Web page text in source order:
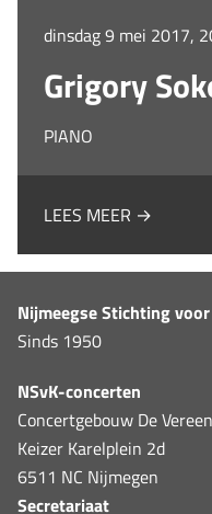
dinsdag 9 mei 2017,
Grigory
PIANO
LEES MEER →
Nijmeegse Stichting
Sinds 1950
NSvK-concerten
Concertgebouw De
Keizer Karelplein 2d
6511 NC Nijmegen
Secretariaat